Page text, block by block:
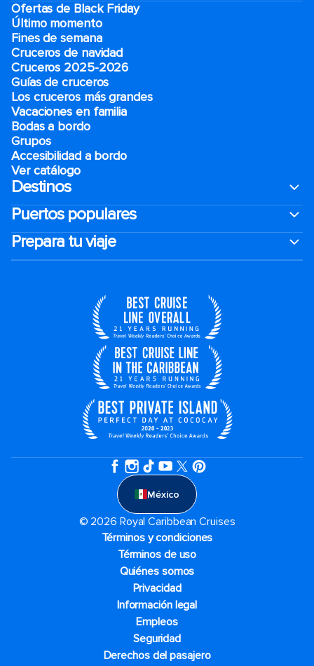
Ofertas de Black Friday
Último momento
Fines de semana
Cruceros de navidad
Cruceros 2025-2026
Guías de cruceros
Los cruceros más grandes
Vacaciones en familia
Bodas a bordo
Grupos
Accesibilidad a bordo
Ver catálogo
Destinos
Puertos populares
Prepara tu viaje
México
© 2026 Royal Caribbean Cruises
Términos y condiciones
Términos de uso
Quiénes somos
Privacidad
Información legal
Empleos
Seguridad
Derechos del pasajero